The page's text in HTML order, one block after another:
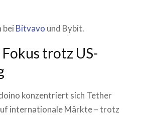
bei Bitvavo und Bybit.
trotz US-
konzentriert sich Tether
internationale Märkte – trotz